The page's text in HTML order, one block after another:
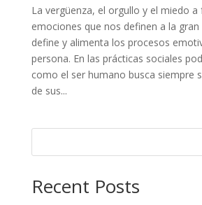
La vergüenza, el orgullo y el miedo a
emociones que nos definen a la
define y alimenta los procesos
persona. En las prácticas sociales
como el ser humano busca siempre
de sus...
Recent Posts